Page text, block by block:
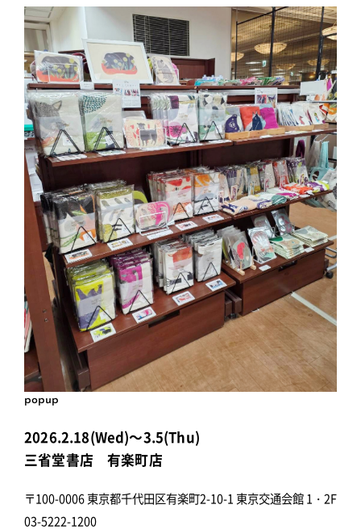
popup
2026.2.18(Wed)～3.5(Thu)
三省堂書店 有楽町店
〒100-0006 東京都千代田区有楽町2-10-1 東京交通会館 1・2F
03-5222-1200